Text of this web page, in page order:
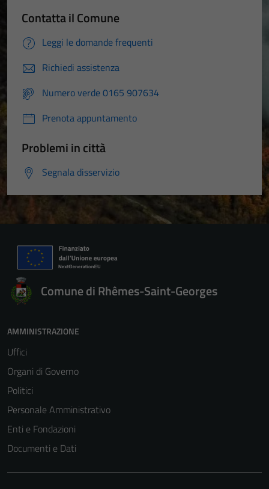
Contatta il Comune
Leggi le domande frequenti
Richiedi assistenza
Numero verde 0165 907634
Prenota appuntamento
Problemi in città
Segnala disservizio
Comune di Rhêmes-Saint-Georges
AMMINISTRAZIONE
Uffici
Organi di Governo
Politici
Personale Amministrativo
Enti e Fondazioni
Documenti e Dati